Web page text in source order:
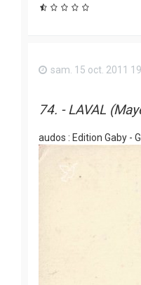
sam. 15 oct. 2011
74. - LAVAL
audos : Edition Gaby -